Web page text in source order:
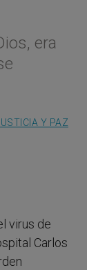
era
Y PAZ
virus de
Carlos